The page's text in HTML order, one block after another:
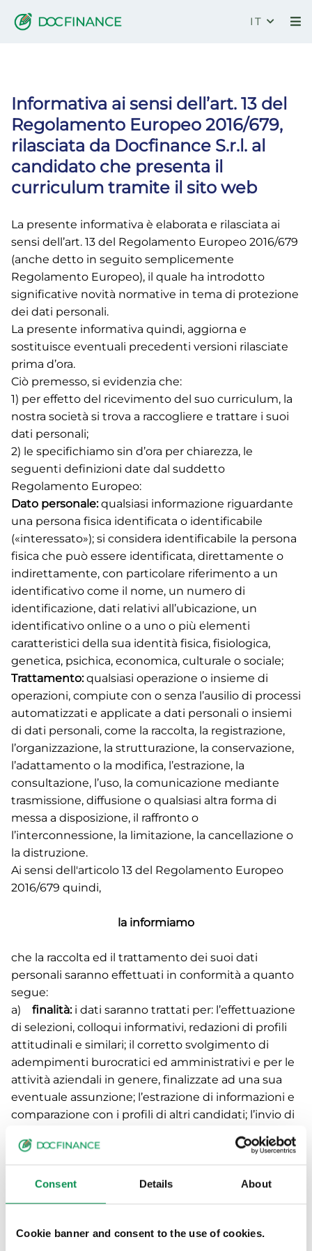
Consent Details About
Cookie banner and consent to the use of cookies.
IT
Informativa ai sensi dell’art. 13 del
Regolamento Europeo 2016/679,
rilasciata da Docfinance S.r.l. al
candidato che presenta il
curriculum tramite il sito web
La presente informativa è elaborata e rilasciata ai
sensi dell’art. 13 del Regolamento Europeo 2016/679
(anche detto in seguito semplicemente
Regolamento Europeo), il quale ha introdotto
significative novità normative in tema di protezione
dei dati personali.
La presente informativa quindi, aggiorna e
sostituisce eventuali precedenti versioni rilasciate
prima d’ora.
Ciò premesso, si evidenzia che:
1) per effetto del ricevimento del suo curriculum, la
nostra società si trova a raccogliere e trattare i suoi
dati personali;
2) le specifichiamo sin d’ora per chiarezza, le
seguenti definizioni date dal suddetto
Regolamento Europeo:
Dato personale:qualsiasi informazione riguardante
una persona fisica identificata o identificabile
(«interessato»); si considera identificabile la persona
fisica che può essere identificata, direttamente o
indirettamente, con particolare riferimento a un
identificativo come il nome, un numero di
identificazione, dati relativi all’ubicazione, un
identificativo online o a uno o più elementi
caratteristici della sua identità fisica, fisiologica,
genetica, psichica, economica, culturale o sociale;
Trattamento:qualsiasi operazione o insieme di
operazioni, compiute con o senza l’ausilio di processi
automatizzati e applicate a dati personali o insiemi
di dati personali, come la raccolta, la registrazione,
l’organizzazione, la strutturazione, la conservazione,
l’adattamento o la modifica, l’estrazione, la
consultazione, l’uso, la comunicazione mediante
trasmissione, diffusione o qualsiasi altra forma di
messa a disposizione, il raffronto o
l’interconnessione, la limitazione, la cancellazione o
la distruzione.
Ai sensi dell'articolo 13 del Regolamento Europeo
2016/679 quindi,
la informiamo
che la raccolta ed il trattamento dei suoi dati
personali saranno effettuati in conformità a quanto
segue:
a) finalità:i dati saranno trattati per: l’effettuazione
di selezioni, colloqui informativi, redazioni di profili
attitudinali e similari; il corretto svolgimento di
adempimenti burocratici ed amministrativi e per le
attività aziendali in genere, finalizzate ad una sua
eventuale assunzione; l’estrazione di informazioni e
comparazione con i profili di altri candidati; l’invio di
b) modalità:i dati saranno trattati sia con
strumenti/supporti cartacei che
elettronici/informatici/telematici, nel pieno rispetto
delle norme di legge, secondo principi di liceità e
riservatezza;